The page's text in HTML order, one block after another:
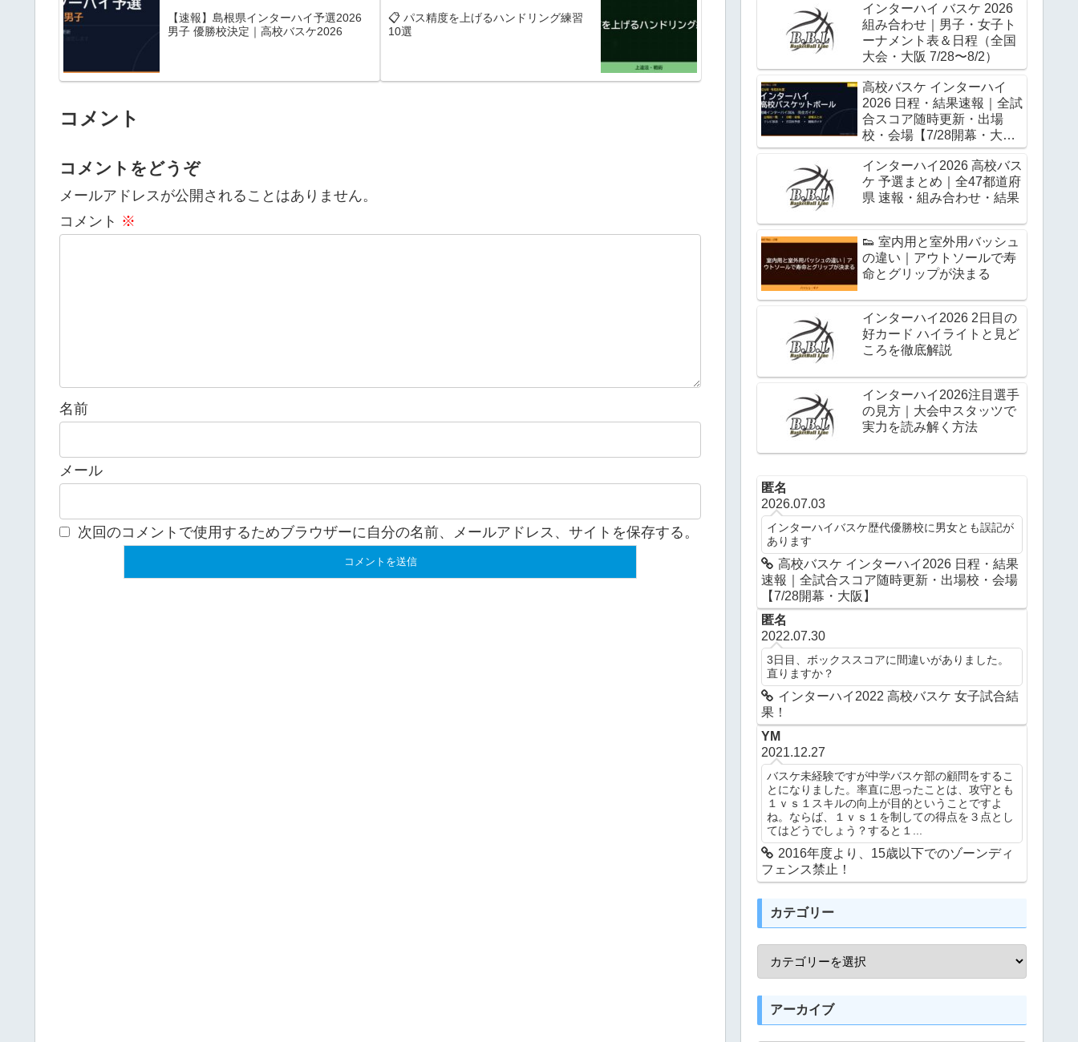
【速報】島根県インターハイ予選2026
男子 優勝校決定｜高校バスケ2026
📋 パス精度を上げるハンドリング練習
10選
コメント
コメントをどうぞ
メールアドレスが公開されることはありません。
コメント ※
名前
メール
次回のコメントで使用するためブラウザーに自分の名前、メールアドレス、サイトを保存する。
インターハイ バスケ 2026
組み合わせ｜男子・女子ト
ーナメント表＆日程（全国
大会・大阪 7/28〜8/2）
高校バスケ インターハイ
2026 日程・結果速報｜全試
合スコア随時更新・出場
校・会場【7/28開幕・大
阪】
インターハイ2026 高校バス
ケ 予選まとめ｜全47都道府
県 速報・組み合わせ・結果
👟 室内用と室外用バッシュ
の違い｜アウトソールで寿
命とグリップが決まる
インターハイ2026 2日目の
好カード ハイライトと見ど
ころを徹底解説
インターハイ2026注目選手
の見方｜大会中スタッツで
実力を読み解く方法
匿名
2026.07.03
インターハイバスケ歴代優勝校に男女とも誤記が
あります
高校バスケ インターハイ2026 日程・結果
速報｜全試合スコア随時更新・出場校・会場
【7/28開幕・大阪】
匿名
2022.07.30
3日目、ボックススコアに間違いがありました。
直りますか？
インターハイ2022 高校バスケ 女子試合結
果！
YM
2021.12.27
バスケ未経験ですが中学バスケ部の顧問をするこ
とになりました。率直に思ったことは、攻守とも
１ｖｓ１スキルの向上が目的ということですよ
ね。ならば、１ｖｓ１を制しての得点を３点とし
てはどうでしょう？すると１...
2016年度より、15歳以下でのゾーンディ
フェンス禁止！
カテゴリー
アーカイブ